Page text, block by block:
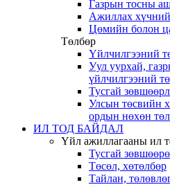
Газрын тосны
Ажиллах хүчний
Цөмийн болон
Төлбөр
Үйлчилгээний
Уул уурхай,
үйлчилгээний
Тусгай
Улсын төсвийн
ордын нөхөн
ИЛ ТОД БАЙДАЛ
Үйл ажиллагааны ил
Тусгай
Төсөл, хөтөлбөр
Тайлан,